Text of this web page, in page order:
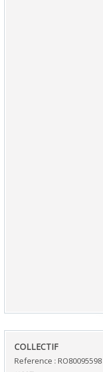
‎COLLECTIF‎
Reference : RO80095598